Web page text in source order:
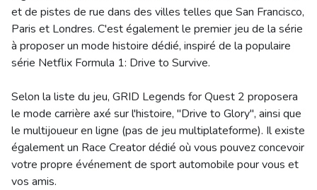
et de pistes de rue dans des villes telles que San Francisco,
Paris et Londres. C'est également le premier jeu de la série
à proposer un mode histoire dédié, inspiré de la populaire
série Netflix Formula 1: Drive to Survive.
Selon la liste du jeu, GRID Legends for Quest 2 proposera
le mode carrière axé sur l'histoire, "Drive to Glory", ainsi que
le multijoueur en ligne (pas de jeu multiplateforme). Il existe
également un Race Creator dédié où vous pouvez concevoir
votre propre événement de sport automobile pour vous et
vos amis.